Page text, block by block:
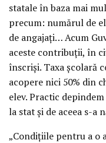
statale în baza mai
precum: numărul de
de angajați… Acum
aceste contribuții, în
înscriși. Taxa școlară
acopere nici 50% din
elev. Practic
la stat și de aceea s-a
„Condițiile pentru a o